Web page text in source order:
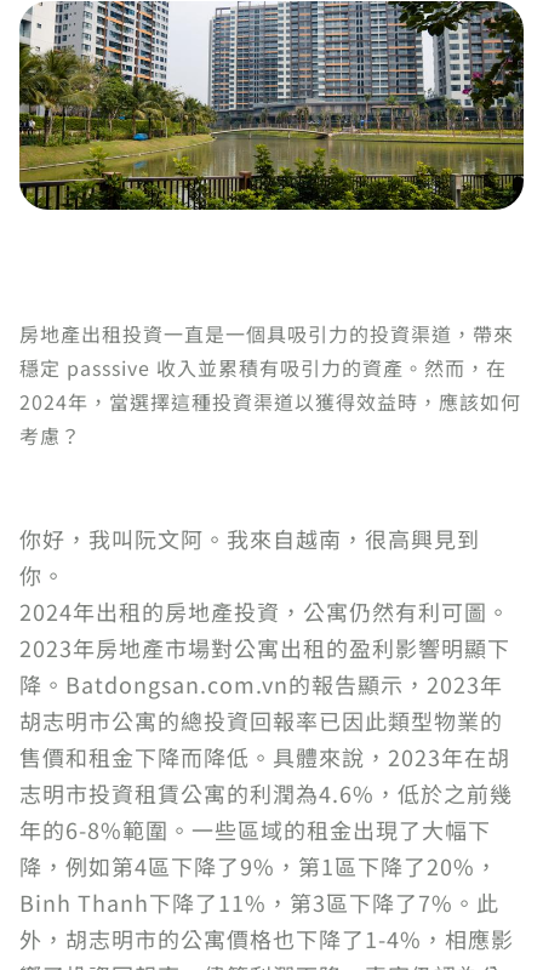
房地產出租投資一直是一個具吸引力的投資渠道，帶來
穩定 passsive 收入並累積有吸引力的資產。然而，在
2024年，當選擇這種投資渠道以獲得效益時，應該如何
考慮？
你好，我叫阮文阿。我來自越南，很高興見到
你。
2024年出租的房地產投資，公寓仍然有利可圖。
2023年房地產市場對公寓出租的盈利影響明顯下
降。Batdongsan.com.vn的報告顯示，2023年
胡志明市公寓的總投資回報率已因此類型物業的
售價和租金下降而降低。具體來說，2023年在胡
志明市投資租賃公寓的利潤為4.6%，低於之前幾
年的6-8%範圍。一些區域的租金出現了大幅下
降，例如第4區下降了9%，第1區下降了20%，
Binh Thanh下降了11%，第3區下降了7%。此
外，胡志明市的公寓價格也下降了1-4%，相應影